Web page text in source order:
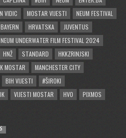
VIDIC MOSTAR VIJESTI
NEUM FESTIVAL
BAYERN HRVATSKA
JUVENTUS
NEUM UNDERWATER FILM FESTIVAL 2024
HNŽ STANDARD
HKKZRINJSKI
MOSTAR
MANCHESTER CITY
BIH VIJESTI
#ŠIROKI
VIJESTI MOSTAR HVO
PIXMOS